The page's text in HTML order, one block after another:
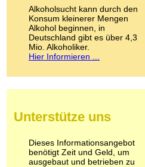
LSD
Marihuana
Medikamente
Meskalin
Metamphetamin
Methadon
Pilze
Psychopharmaka
Schlafmittel
Schmerzmittel
Alkoholsucht kann durch den
Konsum kleinerer Mengen
Alkohol beginnen, in
Deutschland gibt es über 4,3
Mio. Alkoholiker.
Hier Informieren ...
Unterstütze uns
Dieses Informationsangebot
benötigt Zeit und Geld, um
ausgebaut und betrieben zu